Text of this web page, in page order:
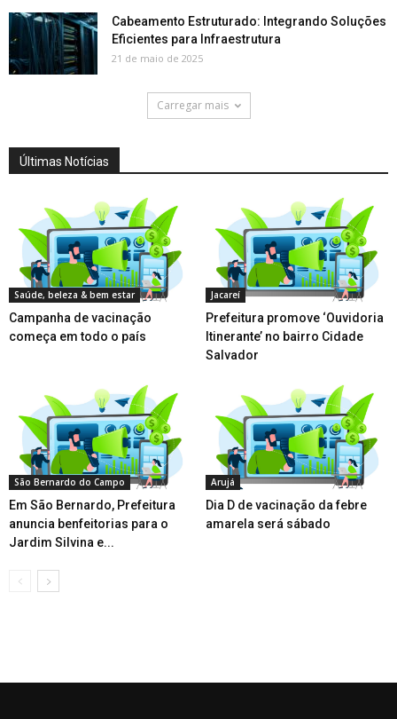
Cabeamento Estruturado: Integrando Soluções
Eficientes para Infraestrutura
21 de maio de 2025
Carregar mais
Últimas Notícias
Saúde, beleza & bem estar
Campanha de vacinação
começa em todo o país
Jacareí
Prefeitura promove ‘Ouvidoria
Itinerante’ no bairro Cidade
Salvador
São Bernardo do Campo
Em São Bernardo, Prefeitura
anuncia benfeitorias para o
Jardim Silvina e...
Arujá
Dia D de vacinação da febre
amarela será sábado